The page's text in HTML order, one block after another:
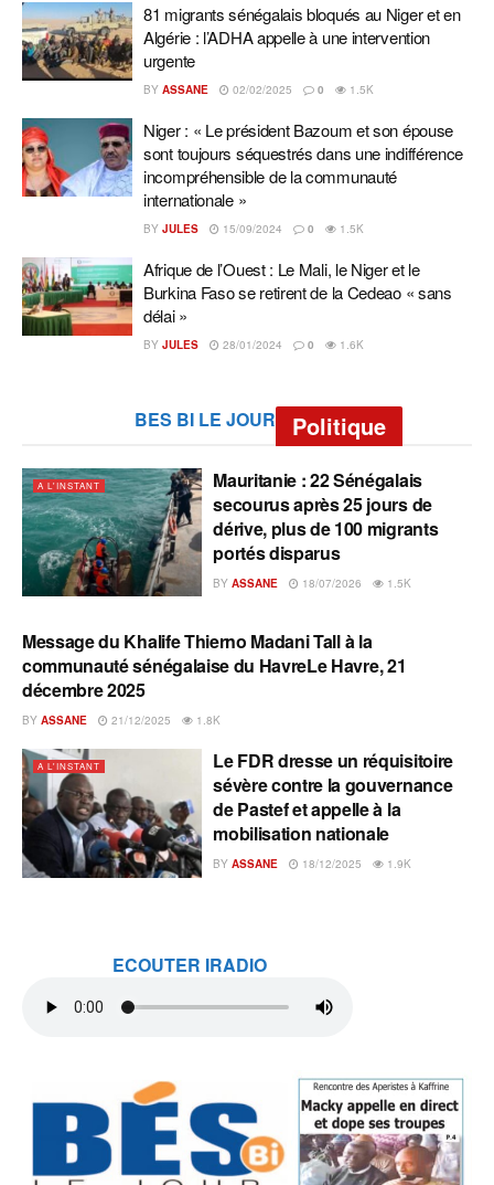
81 migrants sénégalais bloqués au Niger et en
Algérie : l’ADHA appelle à une intervention
urgente
BY ASSANE 02/02/2025 0 1.5K
Niger : « Le président Bazoum et son épouse
sont toujours séquestrés dans une indifférence
incompréhensible de la communauté
internationale »
BY JULES 15/09/2024 0 1.5K
Afrique de l’Ouest : Le Mali, le Niger et le
Burkina Faso se retirent de la Cedeao « sans
délai »
BY JULES 28/01/2024 0 1.6K
BES BI LE JOUR Politique
A L'INSTANT
Mauritanie : 22 Sénégalais
secourus après 25 jours de
dérive, plus de 100 migrants
portés disparus
BY ASSANE 18/07/2026 1.5K
A L'INSTANT
Message du Khalife Thierno Madani Tall à la
communauté sénégalaise du HavreLe Havre, 21
décembre 2025
BY ASSANE 21/12/2025 1.8K
A L'INSTANT
Le FDR dresse un réquisitoire
sévère contre la gouvernance
de Pastef et appelle à la
mobilisation nationale
BY ASSANE 18/12/2025 1.9K
ECOUTER IRADIO